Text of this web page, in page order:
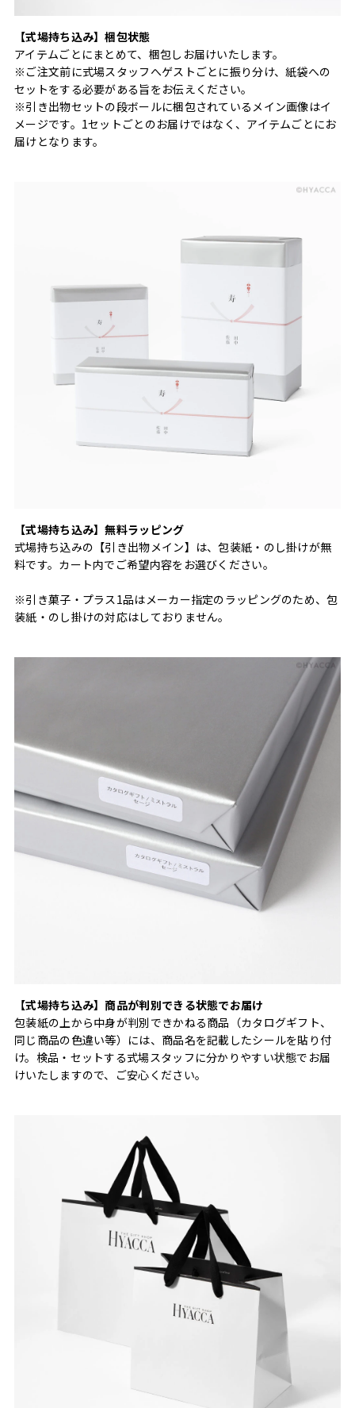
【式場持ち込み】梱包状態
アイテムごとにまとめて、梱包しお届けいたします。
※ご注文前に式場スタッフへゲストごとに振り分け、紙袋への
セットをする必要がある旨をお伝えください。
※引き出物セットの段ボールに梱包されているメイン画像はイ
メージです。1セットごとのお届けではなく、アイテムごとにお
届けとなります。
【式場持ち込み】無料ラッピング
式場持ち込みの【引き出物メイン】は、包装紙・のし掛けが無
料です。カート内でご希望内容をお選びください。
※引き菓子・プラス1品はメーカー指定のラッピングのため、包
装紙・のし掛けの対応はしておりません。
【式場持ち込み】商品が判別できる状態でお届け
包装紙の上から中身が判別できかねる商品（カタログギフト、
同じ商品の色違い等）には、商品名を記載したシールを貼り付
け。検品・セットする式場スタッフに分かりやすい状態でお届
けいたしますので、ご安心ください。